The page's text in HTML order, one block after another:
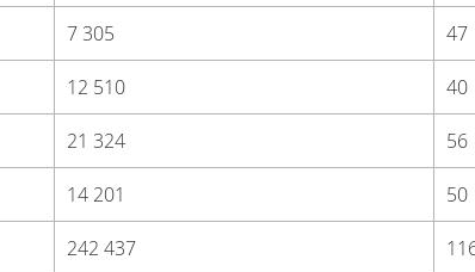
7 305 47
12 510 40
21 324 56
14 201 50
242 437